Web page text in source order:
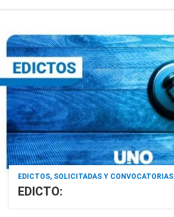
EDICTOS, SOLICITADAS Y CONVOCATORIAS
EDICTO: